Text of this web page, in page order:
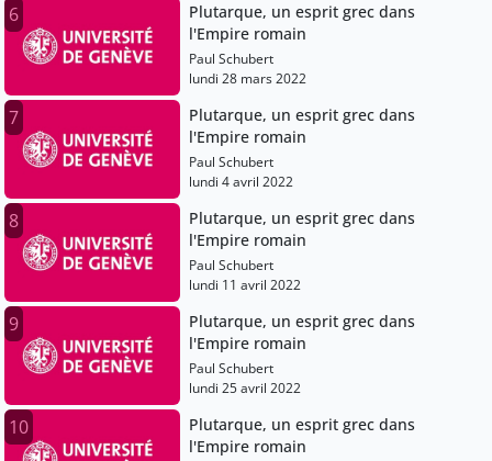
6
Plutarque, un esprit grec dans
l'Empire romain
Paul Schubert
lundi 28 mars 2022
7
Plutarque, un esprit grec dans
l'Empire romain
Paul Schubert
lundi 4 avril 2022
8
Plutarque, un esprit grec dans
l'Empire romain
Paul Schubert
lundi 11 avril 2022
9
Plutarque, un esprit grec dans
l'Empire romain
Paul Schubert
lundi 25 avril 2022
10
Plutarque, un esprit grec dans
l'Empire romain